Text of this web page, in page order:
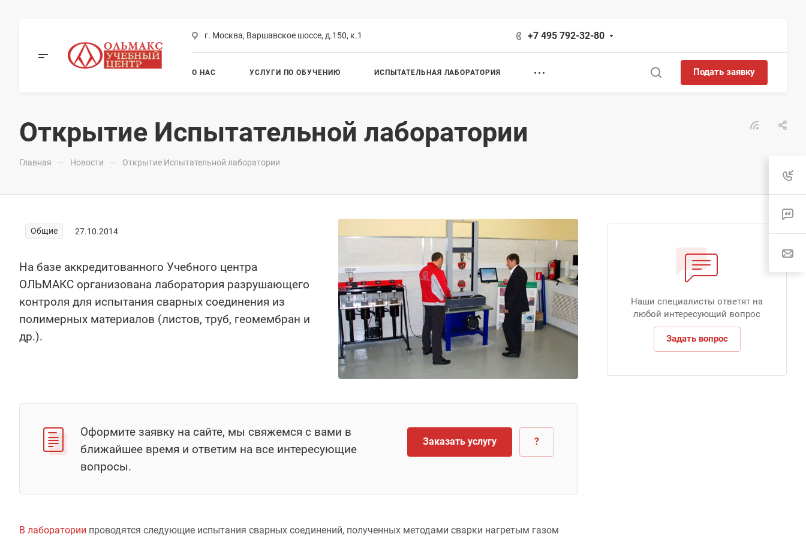
г. Москва, Варшавское шоссе, д.150, к.1 +7 495 792-32-80
О НАС УСЛУГИ ПО ОБУЧЕНИЮ ИСПЫТАТЕЛЬНАЯ ЛАБОРАТОРИЯ Подать заявку
Открытие Испытательной лаборатории
Главная — Новости — Открытие Испытательной лаборатории
Общие 27.10.2014
На базе аккредитованного Учебного центра
ОЛЬМАКС организована лаборатория разрушающего
контроля для испытания сварных соединения из
полимерных материалов (листов, труб, геомембран и
др.).
Оформите заявку на сайте, мы свяжемся с вами в
ближайшее время и ответим на все интересующие
вопросы.
Заказать услугу ?
В лаборатории проводятся следующие испытания сварных соединений, полученных методами сварки нагретым газом
Наши специалисты ответят на
любой интересующий вопрос
Задать вопрос